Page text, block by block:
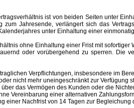
ist von beiden Seiten unter
zum Jahresende, verlängert sich das
unter Einhaltung einer
ohne Einhaltung einer Frist mit sofortiger
oder vorübergehend zu sperren. Die
Verpflichtungen, insbesondere im
nicht mehr uneingeschränkt zur Verfügung
das Vermögen des Kunden oder die
Vereinbarung einer alternativen
einer Nachfrist von 14 Tagen zur